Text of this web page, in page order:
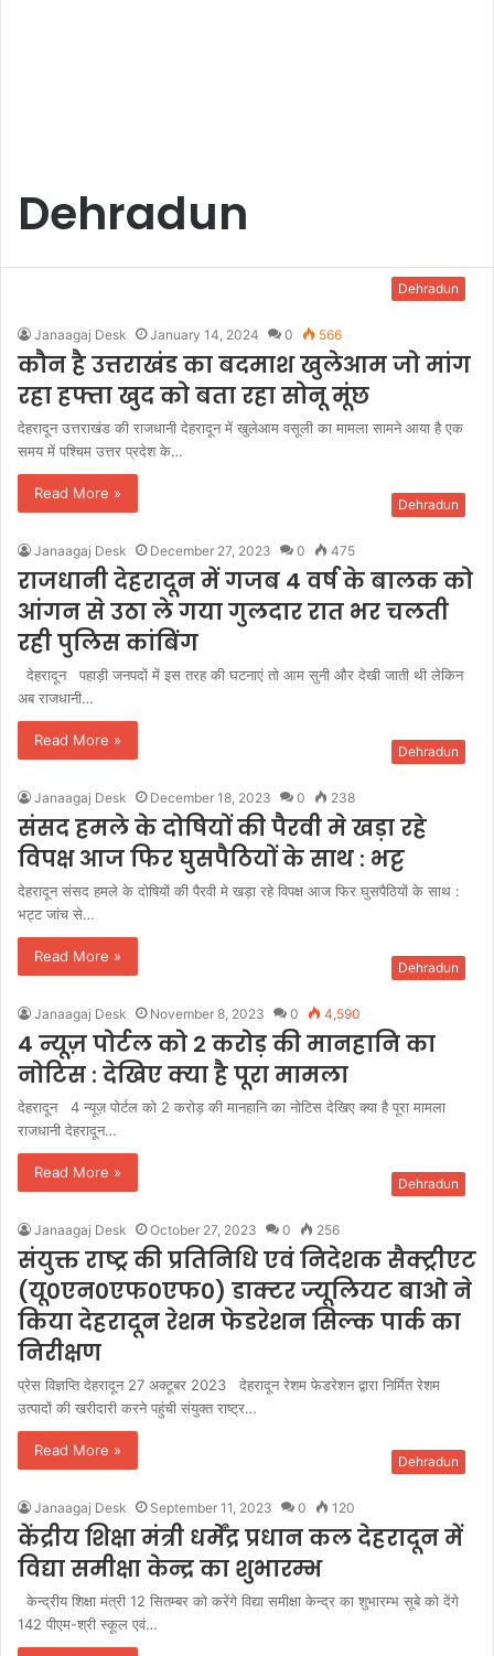
Dehradun
Dehradun
Janaagaj Desk January 14, 2024 0 566
कौन है उत्तराखंड का बदमाश खुलेआम जो मांग
रहा हफ्ता खुद को बता रहा सोनू मूंछ
देहरादून उत्तराखंड की राजधानी देहरादून में खुलेआम वसूली का मामला सामने आया है एक
समय में पश्चिम उत्तर प्रदेश के…
Read More »
Dehradun
Janaagaj Desk December 27, 2023 0 475
राजधानी देहरादून में गजब 4 वर्ष के बालक को
आंगन से उठा ले गया गुलदार रात भर चलती
रही पुलिस कांबिंग
देहरादून पहाड़ी जनपदों में इस तरह की घटनाएं तो आम सुनी और देखी जाती थी लेकिन
अब राजधानी…
Read More »
Dehradun
Janaagaj Desk December 18, 2023 0 238
संसद हमले के दोषियों की पैरवी मे खड़ा रहे
विपक्ष आज फिर घुसपैठियों के साथ : भट्ट
देहरादून संसद हमले के दोषियों की पैरवी मे खड़ा रहे विपक्ष आज फिर घुसपैठियों के साथ :
भट्ट जांच से…
Read More »
Dehradun
Janaagaj Desk November 8, 2023 0 4,590
4 न्यूज़ पोर्टल को 2 करोड़ की मानहानि का
नोटिस : देखिए क्या है पूरा मामला
देहरादून 4 न्यूज़ पोर्टल को 2 करोड़ की मानहानि का नोटिस देखिए क्या है पूरा मामला
राजधानी देहरादून…
Read More »
Dehradun
Janaagaj Desk October 27, 2023 0 256
संयुक्त राष्ट्र की प्रतिनिधि एवं निदेशक सैक्ट्रीएट
(यू0एन0एफ0एफ0) डाक्टर ज्यूलियट बाओ ने
किया देहरादून रेशम फेडरेशन सिल्क पार्क का
निरीक्षण
प्रेस विज्ञप्ति देहरादून 27 अक्टूबर 2023 देहरादून रेशम फेडरेशन द्वारा निर्मित रेशम
उत्पादों की खरीदारी करने पहुंची संयुक्त राष्ट्र…
Read More »
Dehradun
Janaagaj Desk September 11, 2023 0 120
केंद्रीय शिक्षा मंत्री धर्मेंद्र प्रधान कल देहरादून में
विद्या समीक्षा केन्द्र का शुभारम्भ
केन्द्रीय शिक्षा मंत्री 12 सितम्बर को करेंगे विद्या समीक्षा केन्द्र का शुभारम्भ सूबे को देंगे
142 पीएम-श्री स्कूल एवं…